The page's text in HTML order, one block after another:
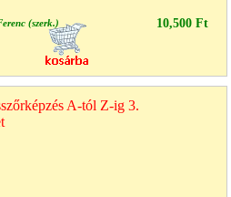
(szerk.) 10,500 Ft
A-tól Z-ig 3.